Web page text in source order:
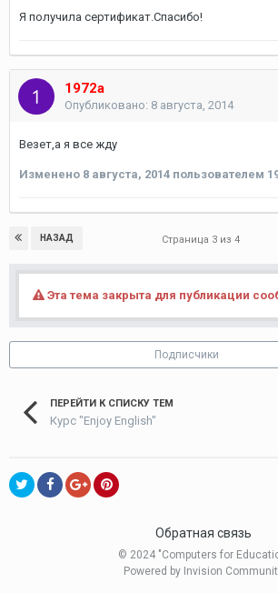
Я получила сертификат.Спасибо!
1972a
Опубликовано: 8 августа, 2014
Везет,а я все жду
Изменено 8 августа, 2014 пользователем
НАЗАД Страница 3 из 4
Эта тема закрыта для публикации
Подписчики
ПЕРЕЙТИ К СПИСКУ ТЕМ
Курс "Enjoy English"
Обратная связь
© 2024 "Computers for
Powered by Invision